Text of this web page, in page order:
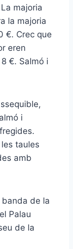
majoria
la majoria
€. Crec que
eren
€. Salmó i
i
taules
amb
banda de la
Palau
de la